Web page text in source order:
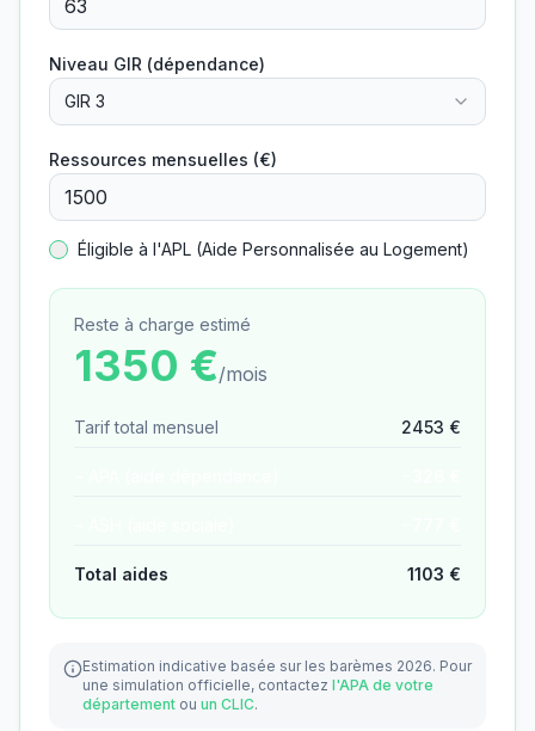
Niveau GIR (dépendance)
GIR 3
Ressources mensuelles (€)
Éligible à l'APL (Aide Personnalisée au Logement)
Reste à charge estimé
1350 €/mois
Tarif total mensuel 2453 €
Total aides 1103 €
Estimation indicative basée sur les barèmes 2026. Pour
une simulation officielle, contactez l'APA de votre
département ou un CLIC.